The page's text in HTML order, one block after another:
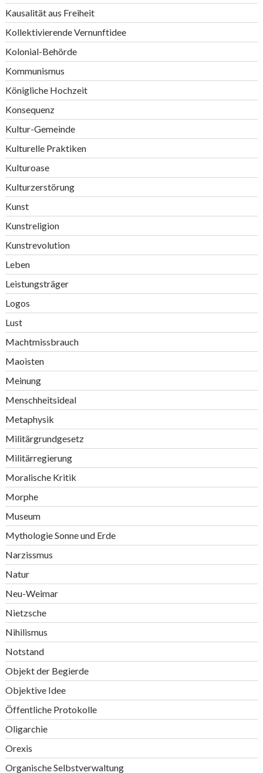
Kausalität aus Freiheit
Kollektivierende Vernunftidee
Kolonial-Behörde
Kommunismus
Königliche Hochzeit
Konsequenz
Kultur-Gemeinde
Kulturelle Praktiken
Kulturoase
Kulturzerstörung
Kunst
Kunstreligion
Kunstrevolution
Leben
Leistungsträger
Logos
Lust
Machtmissbrauch
Maoisten
Meinung
Menschheitsideal
Metaphysik
Militärgrundgesetz
Militärregierung
Moralische Kritik
Morphe
Museum
Mythologie Sonne und Erde
Narzissmus
Natur
Neu-Weimar
Nietzsche
Nihilismus
Notstand
Objekt der Begierde
Objektive Idee
Öffentliche Protokolle
Oligarchie
Orexis
Organische Selbstverwaltung